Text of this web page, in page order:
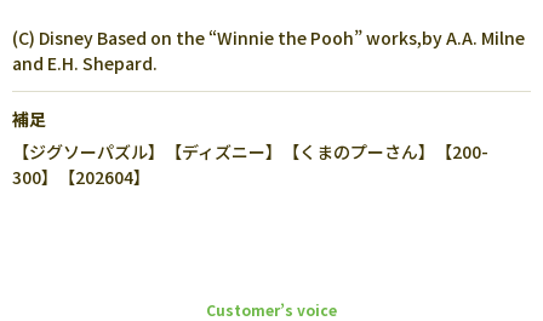
(C) Disney Based on the “Winnie the Pooh” works,by A.A. Milne
and E.H. Shepard.
補足
【ジグソーパズル】【ディズニー】【くまのプーさん】【200-
300】【202604】
Customer’s voice